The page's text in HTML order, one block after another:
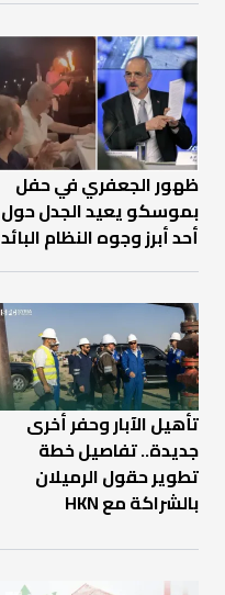
ظهور الجعفري في حفل
بموسكو يعيد الجدل حول
أحد أبرز وجوه النظام البائد
تأهيل الآبار وحفر أخرى
جديدة.. تفاصيل خطة
تطوير حقول الرميلان
بالشراكة مع HKN